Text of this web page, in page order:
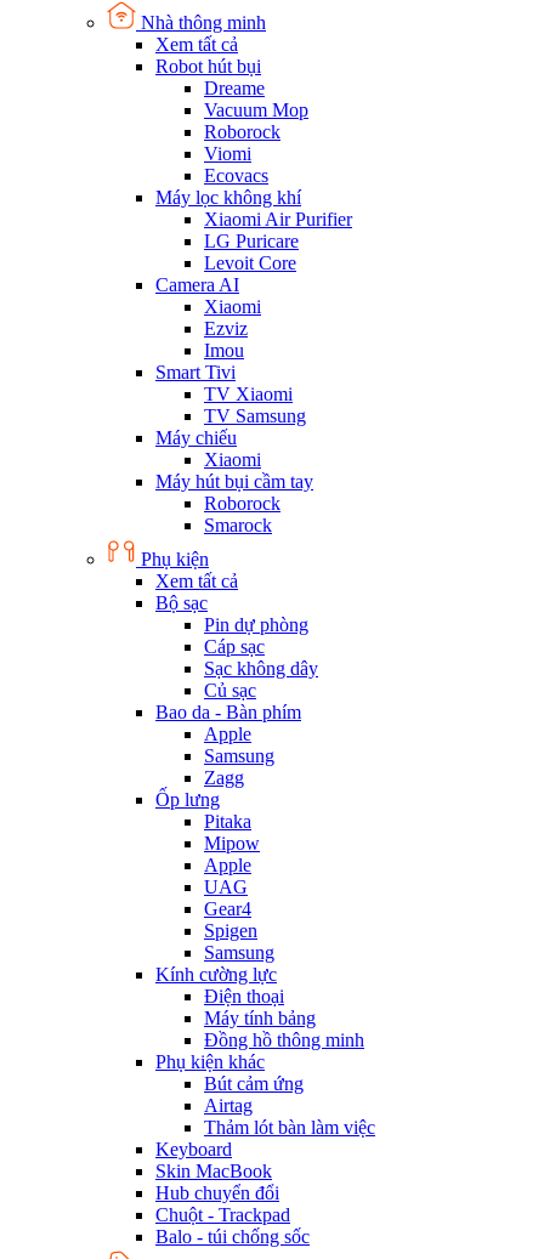
Nhà thông minh
Xem tất cả
Robot hút bụi
Dreame
Vacuum Mop
Roborock
Viomi
Ecovacs
Máy lọc không khí
Xiaomi Air Purifier
LG Puricare
Levoit Core
Camera AI
Xiaomi
Ezviz
Imou
Smart Tivi
TV Xiaomi
TV Samsung
Máy chiếu
Xiaomi
Máy hút bụi cầm tay
Roborock
Smarock
Phụ kiện
Xem tất cả
Bộ sạc
Pin dự phòng
Cáp sạc
Sạc không dây
Củ sạc
Bao da - Bàn phím
Apple
Samsung
Zagg
Ốp lưng
Pitaka
Mipow
Apple
UAG
Gear4
Spigen
Samsung
Kính cường lực
Điện thoại
Máy tính bảng
Đồng hồ thông minh
Phụ kiện khác
Bút cảm ứng
Airtag
Thảm lót bàn làm việc
Keyboard
Skin MacBook
Hub chuyển đổi
Chuột - Trackpad
Balo - túi chống sốc